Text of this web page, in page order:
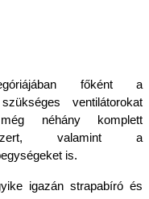
főként a
ventilátorokat
néhány komplett
valamint a
is.
igazán strapabíró és